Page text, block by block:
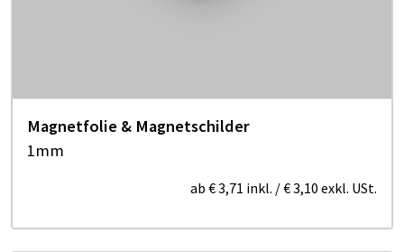
Magnetfolie & Magnetschilder
1mm
ab € 3,71 inkl. /€ 3,10 exkl. USt.